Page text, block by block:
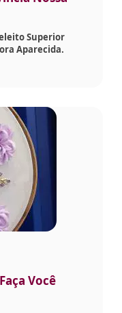
Superior
Aparecida.
Você